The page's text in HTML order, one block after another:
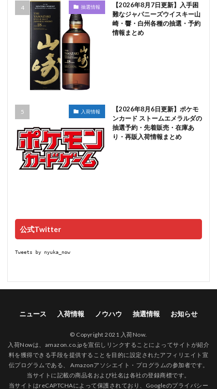
抽選情報
【2026年8月7日更新】入手困
難なジャパニーズウイスキー山
崎・響・白州各種の抽選・予約
情報まとめ
入荷情報
【2026年8月6日更新】ポケモ
ンカード ストームエメラルダの
抽選予約・先着販売・在庫あ
り・再販入荷情報まとめ
公式Twitter
Tweets by nyuka_now
ニュース 入荷情報 ノウハウ 抽選情報 お知らせ
© Copyright 2021 入荷Now.
入荷Nowは、amazon.co.jpを宣伝しリンクすることによってサイトが紹介
料を獲得できる手段を提供することを目的に設定されたアフィリエイト宣
伝プログラムである、 Amazonアソシエイト・プログラムの参加者です。
当サイトに記載の商品名および社名は各社の登録商標です。
当サイトはreCAPTCHAによって保護されており、Googleのプライバシー